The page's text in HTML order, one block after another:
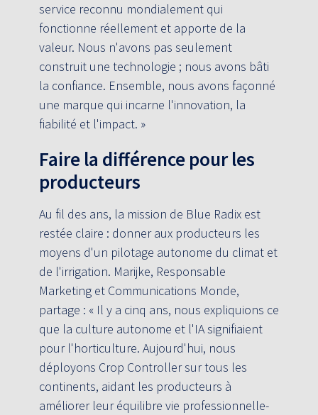
service reconnu mondialement qui
fonctionne réellement et apporte de la
valeur. Nous n'avons pas seulement
construit une technologie ; nous avons bâti
la confiance. Ensemble, nous avons façonné
une marque qui incarne l'innovation, la
fiabilité et l'impact. »
Faire la différence pour les
producteurs
Au fil des ans, la mission de Blue Radix est
restée claire : donner aux producteurs les
moyens d'un pilotage autonome du climat et
de l'irrigation. Marijke, Responsable
Marketing et Communications Monde,
partage : « Il y a cinq ans, nous expliquions ce
que la culture autonome et l'IA signifiaient
pour l'horticulture. Aujourd'hui, nous
déployons Crop Controller sur tous les
continents, aidant les producteurs à
améliorer leur équilibre vie professionnelle-